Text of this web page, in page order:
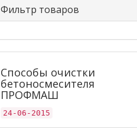
Фильтр товаров
Способы очистки
бетоносмесителя
ПРОФМАШ
24-06-2015